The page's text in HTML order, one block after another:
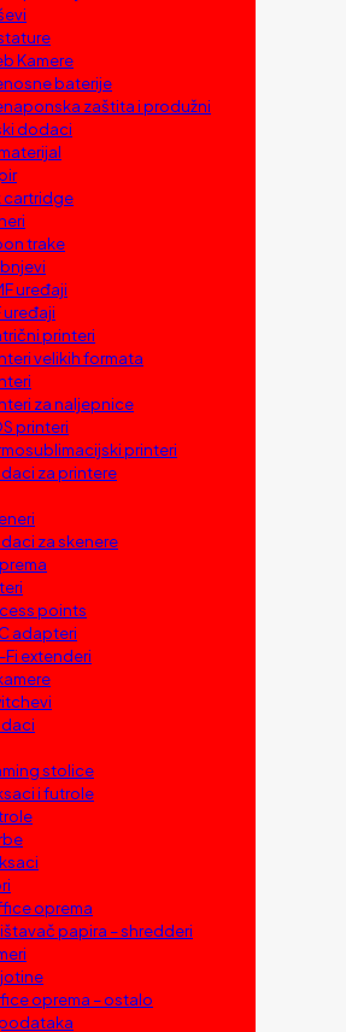
Kamere
baterije
zaštita i produžni
dodaci
cartridge
trake
uređaji
uređaji
printeri
velikih formata
za naljepnice
printeri
printeri
za printere
za skenere
points
adapteri
Fi extenderi
stolice
i futrole
oprema
papira – shredderi
oprema – ostalo